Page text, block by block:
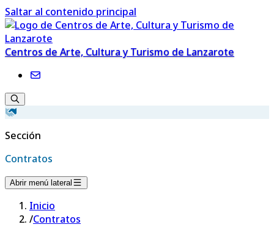
Saltar al contenido principal
Centros de Arte, Cultura y Turismo de Lanzarote
Sección
Contratos
Abrir menú lateral
Inicio
/Contratos